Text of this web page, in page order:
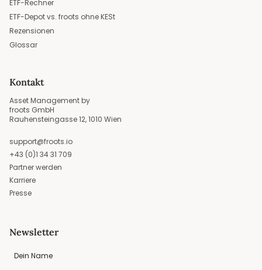
ETF-Rechner
ETF-Depot vs. froots ohne KESt
Rezensionen
Glossar
Kontakt
Asset Management by
froots GmbH
Rauhensteingasse 12, 1010 Wien
support@froots.io
+43 (0)1 34 31 709
Partner werden
Karriere
Presse
Newsletter
Dein Name